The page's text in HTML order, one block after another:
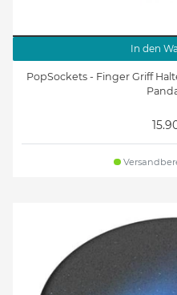
In den
PopSockets - Finger Griff